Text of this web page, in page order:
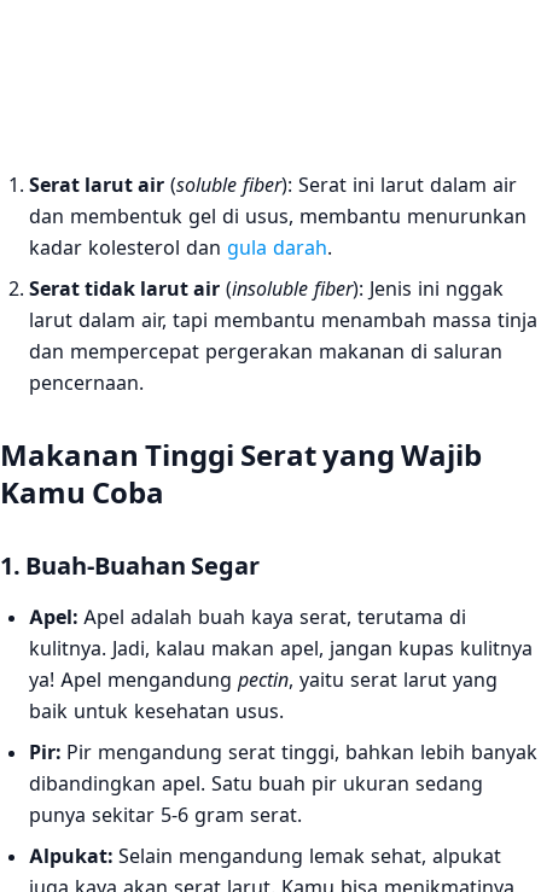
Serat larut air (soluble fiber): Serat ini larut dalam air
dan membentuk gel di usus, membantu menurunkan
kadar kolesterol dan gula darah.
Serat tidak larut air (insoluble fiber): Jenis ini nggak
larut dalam air, tapi membantu menambah massa tinja
dan mempercepat pergerakan makanan di saluran
pencernaan.
Makanan Tinggi Serat yang Wajib
Kamu Coba
1. Buah-Buahan Segar
Apel: Apel adalah buah kaya serat, terutama di
kulitnya. Jadi, kalau makan apel, jangan kupas kulitnya
ya! Apel mengandung pectin, yaitu serat larut yang
baik untuk kesehatan usus.
Pir: Pir mengandung serat tinggi, bahkan lebih banyak
dibandingkan apel. Satu buah pir ukuran sedang
punya sekitar 5-6 gram serat.
Alpukat: Selain mengandung lemak sehat, alpukat
juga kaya akan serat larut. Kamu bisa menikmatinya